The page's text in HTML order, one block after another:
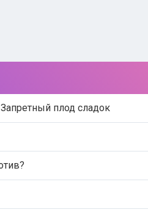
плод сладок